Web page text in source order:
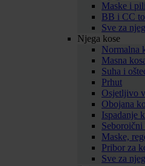
Maske i
BB i CC
Sve za
Njega kose
Normalna
Masna
Suha i
Prhut
Osjetljivo
Obojana
Ispadanje
Seboroični
Maske,
Pribor za
Sve za